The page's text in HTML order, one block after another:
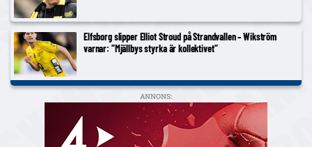
Elfsborg slipper Elliot Stroud på Strandvallen – Wikström
varnar: ”Mjällbys styrka är kollektivet”
ANNONS: